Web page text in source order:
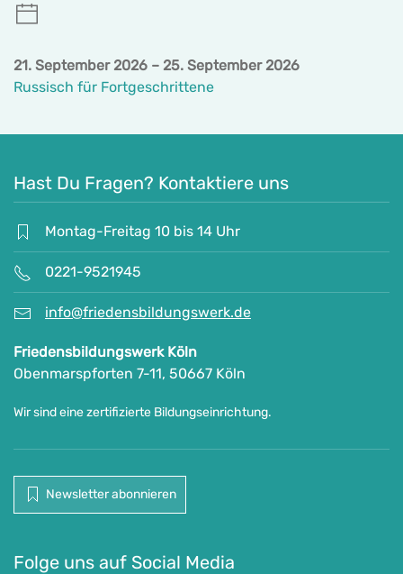
21. September 2026 – 25. September 2026
Russisch für Fortgeschrittene
Hast Du Fragen? Kontaktiere uns
Montag-Freitag 10 bis 14 Uhr
0221-9521945
info@friedensbildungswerk.de
Friedensbildungswerk Köln
Obenmarspforten 7-11, 50667 Köln
Wir sind eine zertifizierte Bildungseinrichtung.
Newsletter abonnieren
Folge uns auf Social Media